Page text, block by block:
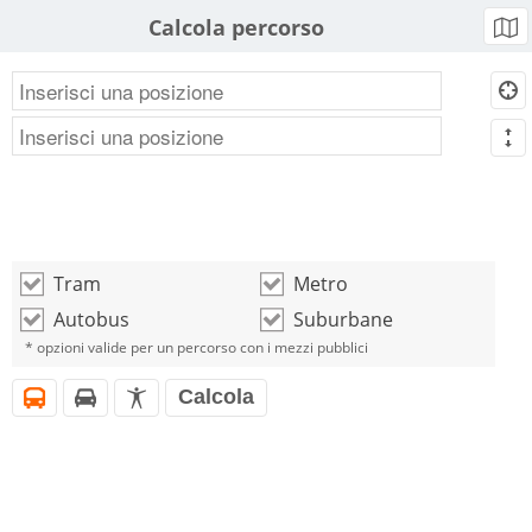
Calcola percorso b
d
m
o Tram o Metro
o Autobus o Suburbane
* opzioni valide per un percorso con i mezzi pubblici
i h l Calcola